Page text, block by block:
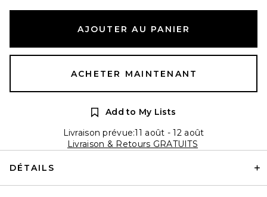
AJOUTER AU PANIER
ACHETER MAINTENANT
Add to My Lists
Livraison prévue:11 août - 12 août
Livraison & Retours GRATUITS
DÉTAILS